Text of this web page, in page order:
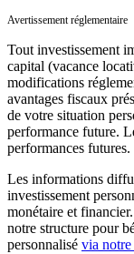
Avertissement réglementaire
Tout investissement
capital (vacance
modifications
avantages fiscaux
de votre situation
performance future.
performances futures.
Les informations
investissement
monétaire et
notre structure pour
personnalisé via